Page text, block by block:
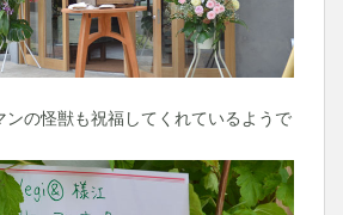
ンの怪獣も祝福してくれているようで